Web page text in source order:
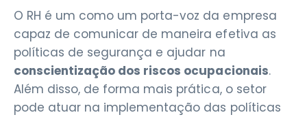
O RH é um como um porta-voz da empresa
capaz de comunicar de maneira efetiva as
políticas de segurança e ajudar na
conscientização dos riscos ocupacionais.
Além disso, de forma mais prática, o setor
pode atuar na implementação das políticas